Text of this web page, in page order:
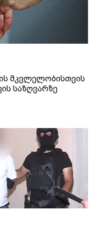
მკვლელობისთვის
საზღვარზე